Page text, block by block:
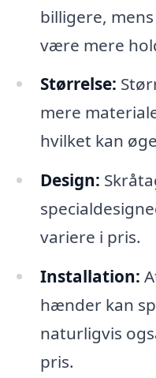
billigere,
være mere
Størrelse:
mere
hvilket kan
Design:
variere i pris.
Installation:
hænder kan
naturligvis
pris.